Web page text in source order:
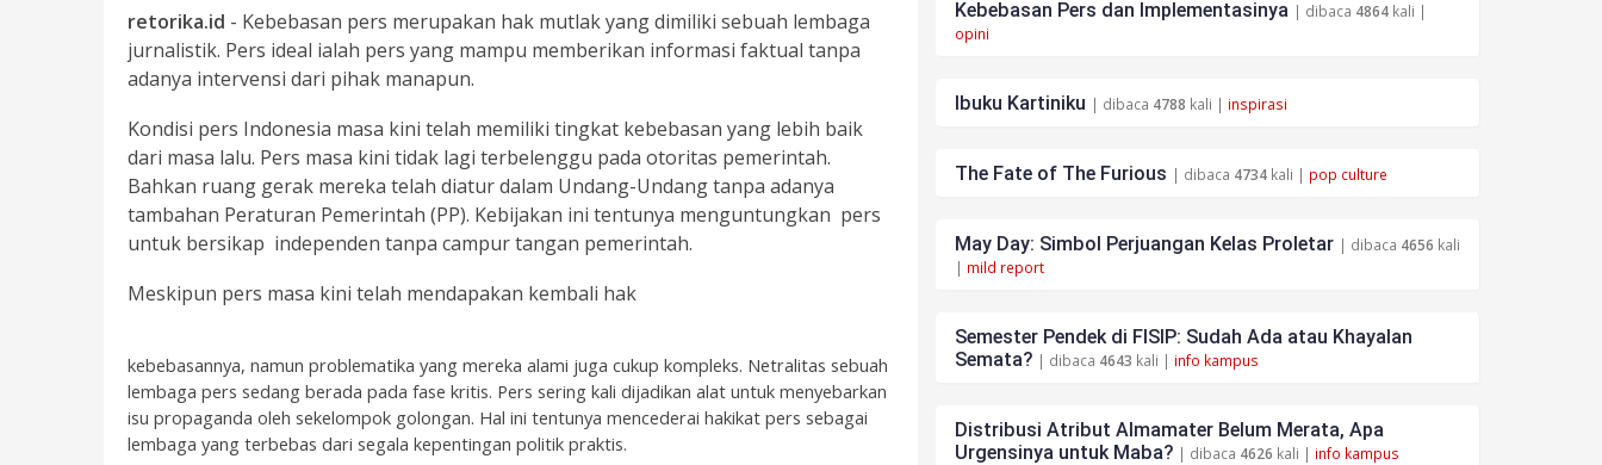
retorika.id - Kebebasan pers merupakan hak mutlak yang dimiliki sebuah lembaga
jurnalistik. Pers ideal ialah pers yang mampu memberikan informasi faktual tanpa
adanya intervensi dari pihak manapun.
Kondisi pers Indonesia masa kini telah memiliki tingkat kebebasan yang lebih baik
dari masa lalu. Pers masa kini tidak lagi terbelenggu pada otoritas pemerintah.
Bahkan ruang gerak mereka telah diatur dalam Undang-Undang tanpa adanya
tambahan Peraturan Pemerintah (PP). Kebijakan ini tentunya menguntungkan pers
untuk bersikap independen tanpa campur tangan pemerintah.
Meskipun pers masa kini telah mendapakan kembali hak
kebebasannya, namun problematika yang mereka alami juga cukup kompleks. Netralitas sebuah
lembaga pers sedang berada pada fase kritis. Pers sering kali dijadikan alat untuk menyebarkan
isu propaganda oleh sekelompok golongan. Hal ini tentunya mencederai hakikat pers sebagai
lembaga yang terbebas dari segala kepentingan politik praktis.
Kebebasan Pers dan Implementasinya | dibaca 4864kali |
opini
Ibuku Kartiniku | dibaca 4788 kali | inspirasi
The Fate of The Furious | dibaca 4734kali | pop culture
May Day: Simbol Perjuangan Kelas Proletar | dibaca 4656 kali
| mild report
Semester Pendek di FISIP: Sudah Ada atau Khayalan
Semata? | dibaca 4643 kali | info kampus
Distribusi Atribut Almamater Belum Merata, Apa
Urgensinya untuk Maba? | dibaca 4626 kali | info kampus